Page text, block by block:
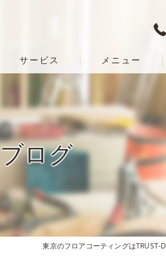
サービス メニュー
ブログ
東京のフロアコーティングはTRUST-D